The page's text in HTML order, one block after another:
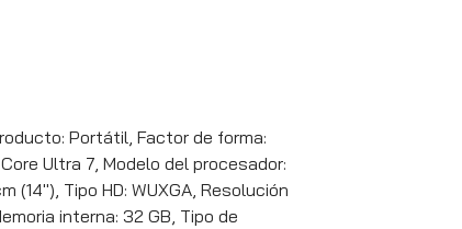
Portátil, Factor de forma:
Ultra 7, Modelo del procesador:
Tipo HD: WUXGA, Resolución
interna: 32 GB, Tipo de